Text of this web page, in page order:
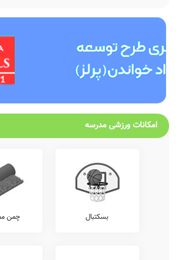
امکانات ورزشی مدرسه
بسکتبال چمن